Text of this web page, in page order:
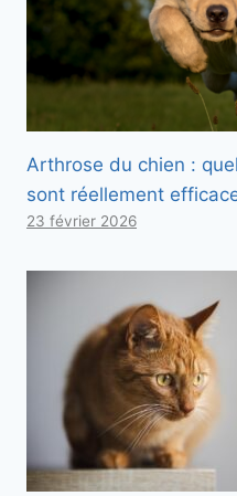
Arthrose du chien :
sont réellement
23 février 2026